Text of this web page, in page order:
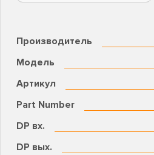
Производитель
Модель
Артикул
Part Number
DP вх.
DP вых.